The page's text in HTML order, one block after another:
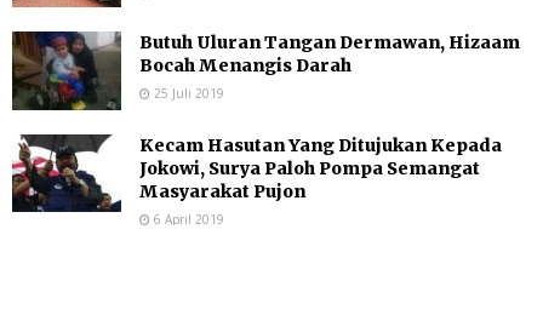
Butuh Uluran Tangan Dermawan, Hizaam
Bocah Menangis Darah
25 Juli 2019
Kecam Hasutan Yang Ditujukan Kepada
Jokowi, Surya Paloh Pompa Semangat
Masyarakat Pujon
6 April 2019